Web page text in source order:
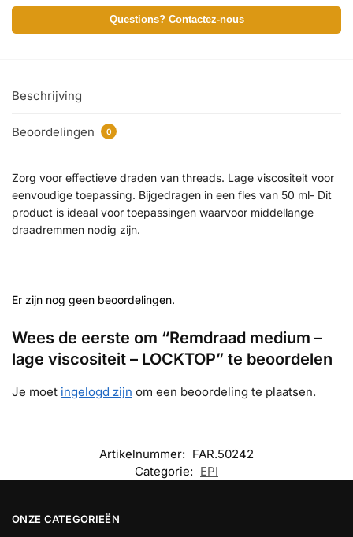
Questions? Contactez-nous
Beschrijving
Beoordelingen 0
Zorg voor effectieve draden van threads. Lage viscositeit voor
eenvoudige toepassing. Bijgedragen in een fles van 50 ml- Dit
product is ideaal voor toepassingen waarvoor middellange
draadremmen nodig zijn.
Er zijn nog geen beoordelingen.
Wees de eerste om “Remdraad medium –
lage viscositeit – LOCKTOP” te beoordelen
Je moet ingelogd zijn om een beoordeling te plaatsen.
Artikelnummer: FAR.50242
Categorie: EPI
ONZE CATEGORIEËN